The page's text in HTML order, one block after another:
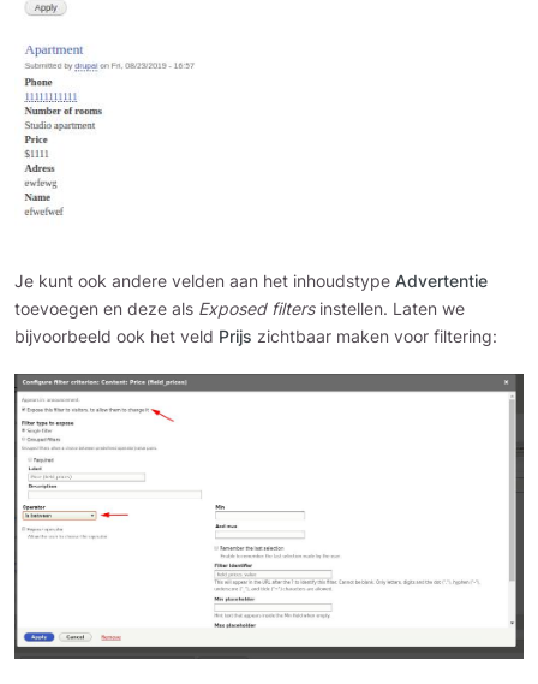
Je kunt ook andere velden aan het inhoudstype Advertentie
toevoegen en deze als Exposed filtersinstellen. Laten we
bijvoorbeeld ook het veld Prijs zichtbaar maken voor filtering: